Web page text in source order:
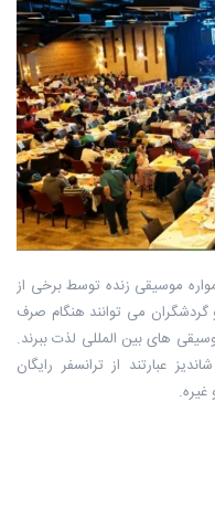
‏موسیقی زنده توسط برخی از
‏می توانند هنگام صرف
های بین ‏المللی لذت ببرند.
عبارتند از ترانسفر رایگان